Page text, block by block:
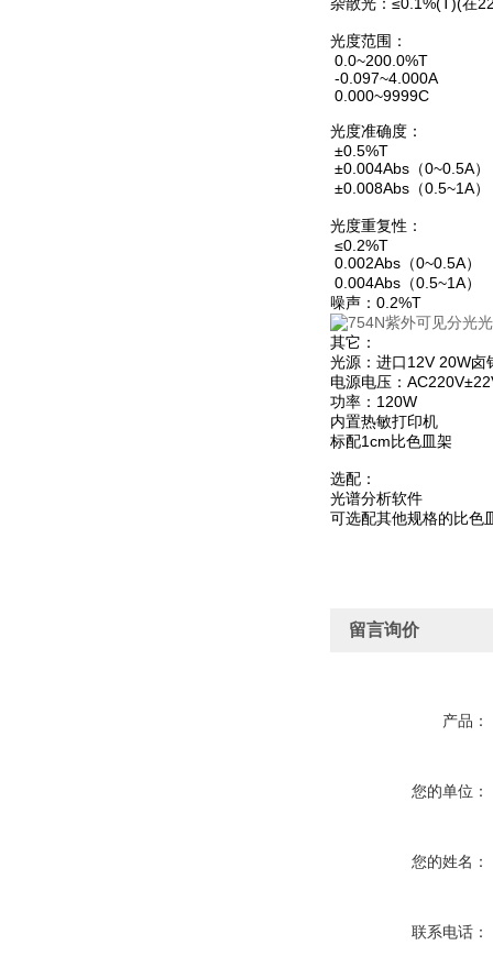
光度范围：
0.0~200.0%T
-0.097~4.000A
0.000~9999C
光度准确度：
±0.5%T
±0.004Abs（0~0.5A）
±0.008Abs（0.5~1A）
光度重复性：
≤0.2%T
0.002Abs（0~0.5A）
0.004Abs（0.5~1A）
噪声：0.2%T
其它：
光源：进口12V 20W卤
电源电压：
功率：120W
内置热敏打印机
标配1cm比色皿架
选配：
光谱分析软件
可选配其他规格的比色
留言询价
产品：
您的单位：
您的姓名：
联系电话：